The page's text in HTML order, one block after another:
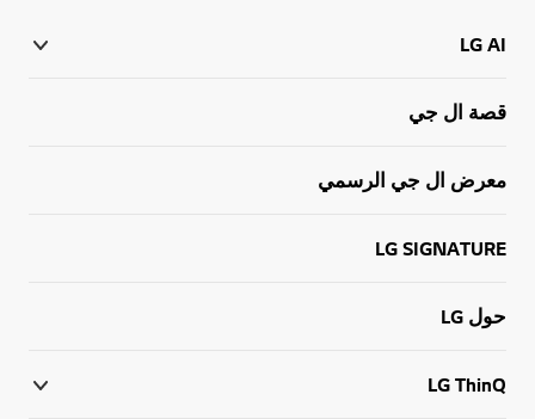
LG AI
قصة ال جي
معرض ال جي الرسمي
LG SIGNATURE
حول LG
LG ThinQ